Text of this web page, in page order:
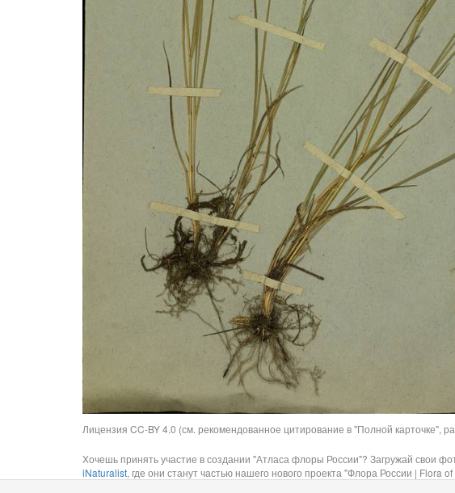
Лицензия CC-BY 4.0 (см. рекомендованное цитирование в "Полной карточке",
Хочешь принять участие в создании "Атласа флоры России"? Загружай свои
iNaturalist, где они станут частью нашего нового проекта "Флора России | Flora